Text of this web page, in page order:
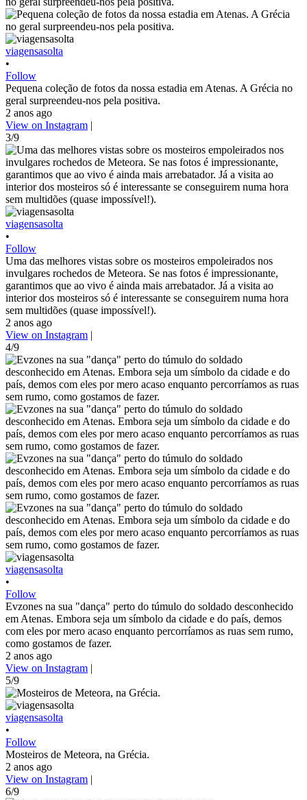
viagensasolta
•
Follow
Pequena coleção de fotos da nossa estadia em Atenas. A Grécia no
geral surpreendeu-nos pela positiva.
2 anos ago
View on Instagram |
3/9
viagensasolta
•
Follow
Uma das melhores vistas sobre os mosteiros empoleirados nos
invulgares rochedos de Meteora. Se nas fotos é impressionante,
garantimos que ao vivo é ainda mais arrebatador. Já a visita ao
interior dos mosteiros só é interessante se conseguirem numa hora
sem multidões (quase impossível!).
2 anos ago
View on Instagram |
4/9
viagensasolta
•
Follow
Evzones na sua "dança" perto do túmulo do soldado desconhecido
em Atenas. Embora seja um símbolo da cidade e do país, demos
com eles por mero acaso enquanto percorríamos as ruas sem rumo,
como gostamos de fazer.
2 anos ago
View on Instagram |
5/9
viagensasolta
•
Follow
Mosteiros de Meteora, na Grécia.
2 anos ago
View on Instagram |
6/9